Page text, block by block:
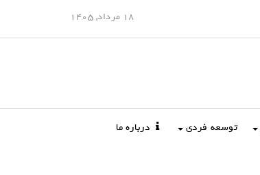
18 مرداد, 1405
توسعه فردی درباره ما